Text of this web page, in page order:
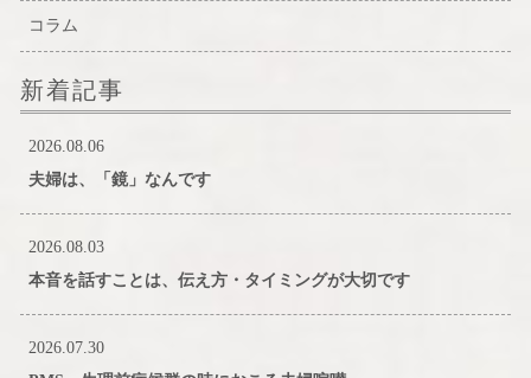
コラム
新着記事
2026.08.06
夫婦は、「鏡」なんです
2026.08.03
本音を話すことは、伝え方・タイミングが大切です
2026.07.30